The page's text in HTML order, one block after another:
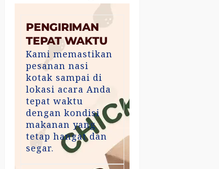
PENGIRIMAN
TEPAT WAKTU
Kami memastikan
pesanan nasi
kotak sampai di
lokasi acara Anda
tepat waktu
dengan kondisi
makanan yang
tetap hangat dan
segar.